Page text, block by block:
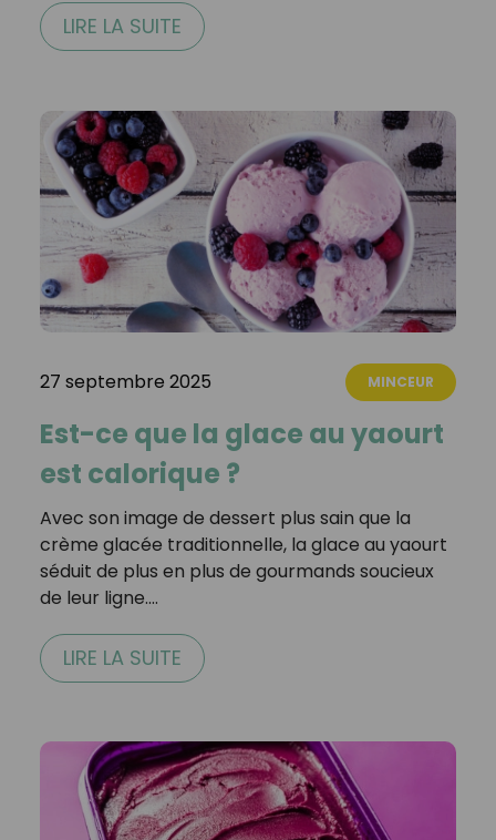
LIRE LA SUITE
27 septembre 2025 MINCEUR
Est-ce que la glace au yaourt
est calorique ?
Avec son image de dessert plus sain que la
crème glacée traditionnelle, la glace au yaourt
séduit de plus en plus de gourmands soucieux
de leur ligne.…
LIRE LA SUITE